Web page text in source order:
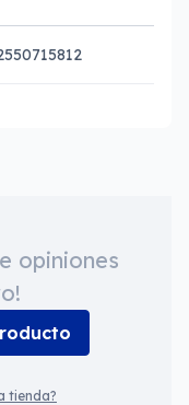
opiniones
tienda?